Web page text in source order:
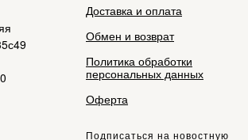
Доставка и оплата
Обмен и возврат
Политика обработки
персональных данных
Оферта
Подписаться на новостную